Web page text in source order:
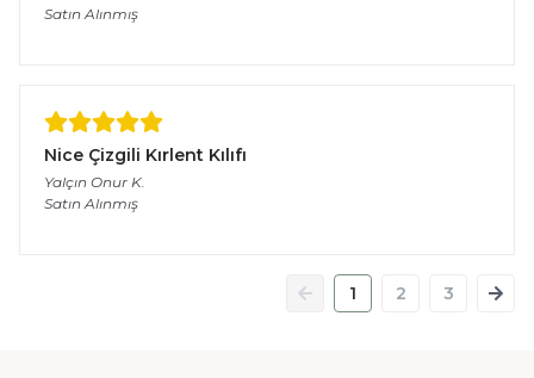
Satın Alınmış
Nice Çizgili Kırlent Kılıfı
Yalçın Onur K.
Satın Alınmış
1 2 3